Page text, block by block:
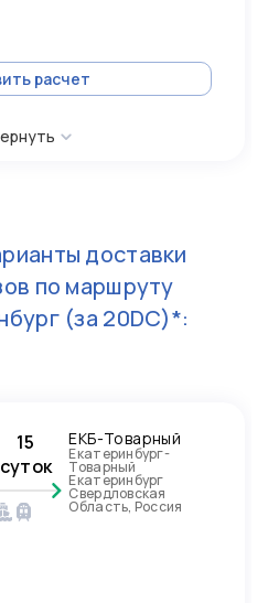
расчет
доставки
по маршруту
(за 20DC)*:
15
суток
ЕКБ-Товарный
Екатеринбург-
Товарный
Екатеринбург
Свердловская
Область, Россия